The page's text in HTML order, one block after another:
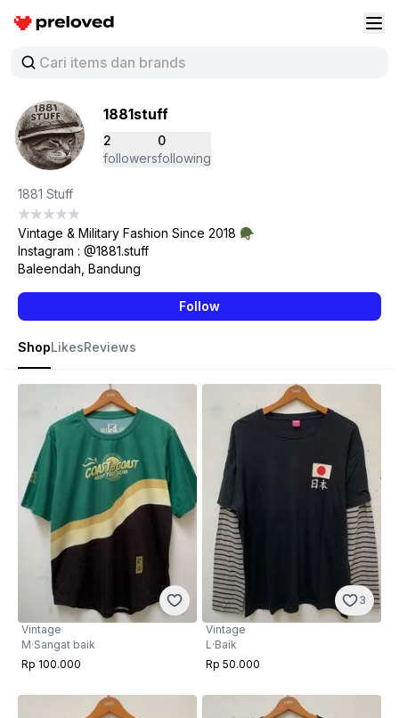
Preloved Indonesia
1881stuff
2
followers
0
following
1881 Stuff
Vintage & Military Fashion Since 2018 🪖
Instagram : @1881.stuff
Baleendah, Bandung
Follow
ShopLikesReviews
Vintage
M·Sangat baik
Rp 100.000
3
Vintage
L·Baik
Rp 50.000